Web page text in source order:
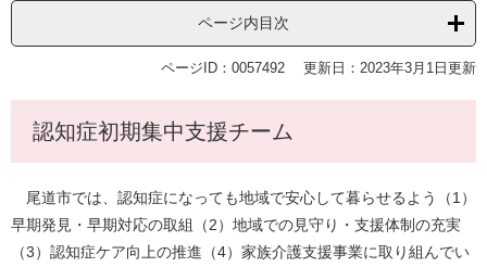
ページ内目次
ページID：0057492 更新日：2023年3月1日更新
認知症初期集中支援チーム
尾道市では、認知症になっても地域で安心して暮らせるよう（1）
早期発見・早期対応の取組（2）地域での見守り・支援体制の充実
（3）認知症ケア向上の推進（4）家族介護支援事業に取り組んでい